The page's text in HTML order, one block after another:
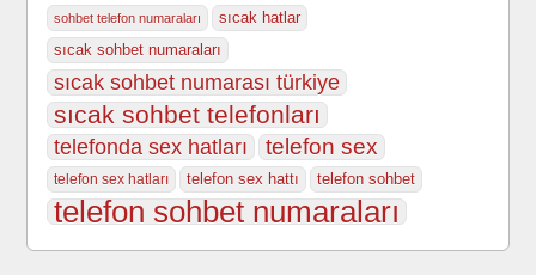
sohbet telefon numaraları
sıcak hatlar
sıcak sohbet numaraları
sıcak sohbet numarası türkiye
sıcak sohbet telefonları
telefonda sex hatları telefon sex
telefon sex hatları telefon sex hattı telefon sohbet
telefon sohbet numaraları